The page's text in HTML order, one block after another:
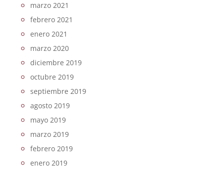
marzo 2021
febrero 2021
enero 2021
marzo 2020
diciembre 2019
octubre 2019
septiembre 2019
agosto 2019
mayo 2019
marzo 2019
febrero 2019
enero 2019